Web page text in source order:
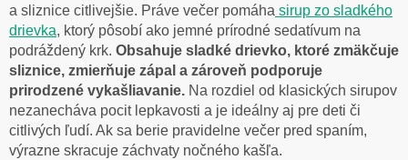
a sliznice citlivejšie. Práve večer pomáha sirup zo sladkého
drievka, ktorý pôsobí ako jemné prírodné sedatívum na
podráždený krk. Obsahuje sladké drievko, ktoré zmäkčuje
sliznice, zmierňuje zápal a zároveň podporuje
prirodzené vykašliavanie. Na rozdiel od klasických sirupov
nezanecháva pocit lepkavosti a je ideálny aj pre deti či
citlivých ľudí. Ak sa berie pravidelne večer pred spaním,
výrazne skracuje záchvaty nočného kašľa.